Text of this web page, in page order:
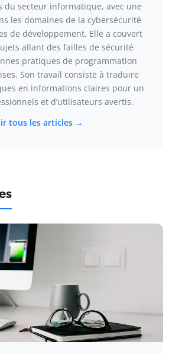
du secteur informatique, avec une
les domaines de la cybersécurité
de développement. Elle a couvert
allant des failles de sécurité
pratiques de programmation
Son travail consiste à traduire
en informations claires pour un
et d’utilisateurs avertis.
tous les articles →